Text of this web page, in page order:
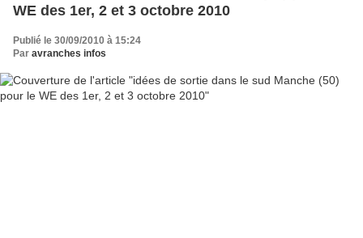
WE des 1er, 2 et 3 octobre 2010
Publié le 30/09/2010 à 15:24
Par avranches infos